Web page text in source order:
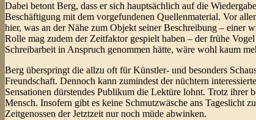
Dabei betont Berg, dass er sich hauptsächlich auf die
Beschäftigung mit dem vorgefundenen Quellenmaterial. Vor
hier, was an der Nähe zum Objekt seiner Beschreibung –
Rolle mag zudem der Zeitfaktor gespielt haben – der frühe
Schreibarbeit in Anspruch genommen hätte, wäre wohl kaum
Berg überspringt die allzu oft für Künstler- und besonders
Freundschaft. Dennoch kann zumindest der nüchtern
Sensationen dürstendes Publikum die Lektüre lohnt. Trotz ihrer
Mensch. Insofern gibt es keine Schmutzwäsche ans Tageslicht
Zeitgenossen der Jetztzeit nur noch müde abwinken.